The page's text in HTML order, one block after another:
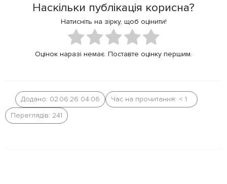
i
t
t
e
r
c
e
b
o
o
Наскільки публікація корисна?
Натисніть на зірку, щоб оцінити!
Оцінок наразі немає. Поставте оцінку першим.
Додано: 02.06.26 04:06 Час на прочитання: < 1
Переглядів: 241